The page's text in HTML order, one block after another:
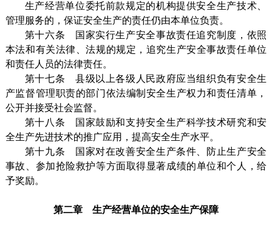
生产经营单位委托前款规定的机构提供安全生产技术、
管理服务的，保证安全生产的责任仍由本单位负责。
第十六条 国家实行生产安全事故责任追究制度，依照
本法和有关法律、法规的规定，追究生产安全事故责任单位
和责任人员的法律责任。
第十七条 县级以上各级人民政府应当组织负有安全生
产监督管理职责的部门依法编制安全生产权力和责任清单，
公开并接受社会监督。
第十八条 国家鼓励和支持安全生产科学技术研究和安
全生产先进技术的推广应用，提高安全生产水平。
第十九条 国家对在改善安全生产条件、防止生产安全
事故、参加抢险救护等方面取得显著成绩的单位和个人，给
予奖励。
第二章 生产经营单位的安全生产保障